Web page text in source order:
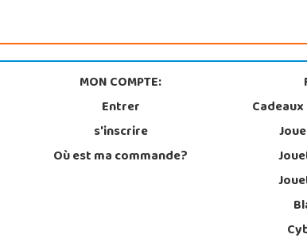
MON COMPTE:
Entrer
s'inscrire
Où est ma commande?